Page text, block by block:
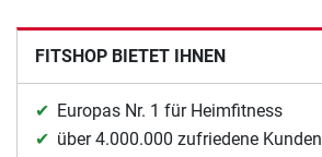
FITSHOP BIETET IHNEN
Europas Nr. 1 für Heimfitness
über 4.000.000 zufriedene Kunden